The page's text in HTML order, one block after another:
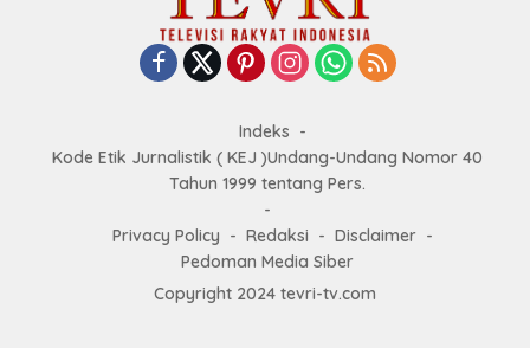
Indeks
Kode Etik Jurnalistik ( KEJ )Undang-Undang Nomor 40
Tahun 1999 tentang Pers.
Privacy Policy Redaksi
Disclaimer
Pedoman Media Siber
Copyright 2024 tevri-tv.com